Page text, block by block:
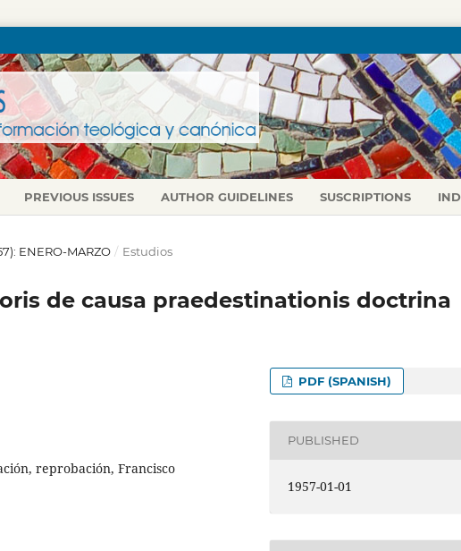
PREVIOUS ISSUES AUTHOR GUIDELINES SUSCRIPTIONS
ENERO-MARZO / Estudios
de causa praedestinationis doctrina
reprobación, Francisco
PDF (SPANISH)
PUBLISHED
1957-01-01